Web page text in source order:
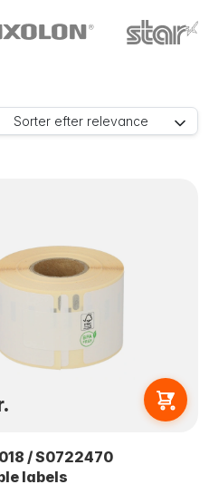
Sorter efter relevance
/ S0722470
labels